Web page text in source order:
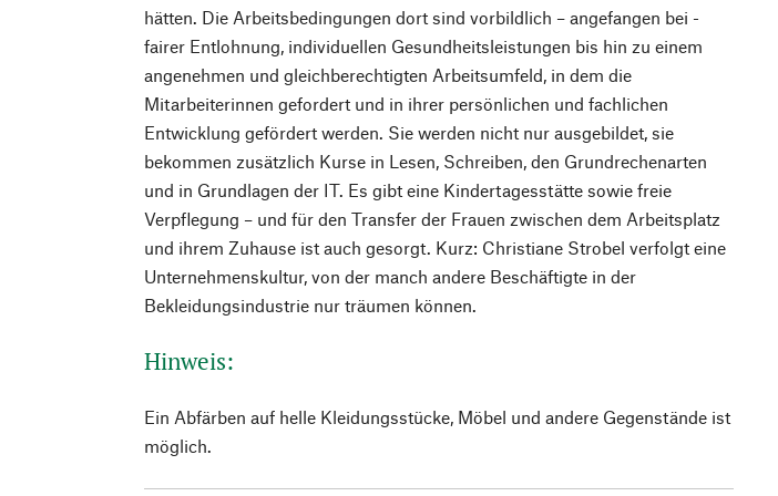
hätten. Die Arbeitsbedingungen dort sind vorbildlich – angefangen bei ­
fairer Entlohnung, individuellen Gesundheitsleistungen bis hin zu einem
angenehmen und gleichberechtigten Arbeitsumfeld, in dem die
Mitarbeiterinnen gefordert und in ihrer persönlichen und fachlichen
Entwicklung gefördert werden. Sie werden nicht nur ausgebildet, sie
bekommen zusätzlich Kurse in Lesen, Schreiben, den Grundrechenarten
und in Grundlagen der IT. Es gibt eine Kindertagesstätte sowie freie
Verpflegung – und für den Transfer der Frauen zwischen dem Arbeitsplatz
und ihrem Zuhause ist auch gesorgt. Kurz: Christiane Strobel verfolgt eine
Unternehmenskultur, von der manch andere Beschäftigte in der
Bekleidungsindustrie nur träumen können.
Hinweis:
Ein Abfärben auf helle Kleidungsstücke, Möbel und andere Gegenstände ist
möglich.